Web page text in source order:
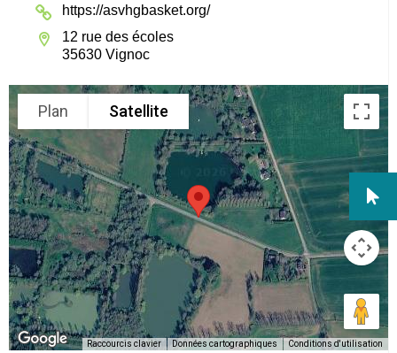
https://asvhgbasket.org/
12 rue des écoles
35630 Vignoc
Plan Satellite
Raccourcis clavier Données cartographiques Conditions d'utilisation